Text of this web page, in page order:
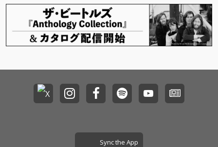
Sync the App